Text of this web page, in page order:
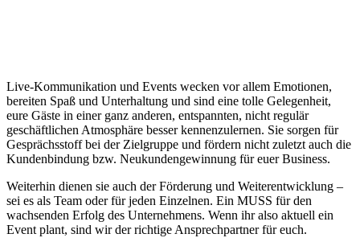
Live-Kommunikation und Events wecken vor allem Emotionen,
bereiten Spaß und Unterhaltung und sind eine tolle Gelegenheit,
eure Gäste in einer ganz anderen, entspannten, nicht regulär
geschäftlichen Atmosphäre besser kennenzulernen. Sie sorgen für
Gesprächsstoff bei der Zielgruppe und fördern nicht zuletzt auch die
Kundenbindung bzw. Neukundengewinnung für euer Business.
Weiterhin dienen sie auch der Förderung und Weiterentwicklung –
sei es als Team oder für jeden Einzelnen. Ein MUSS für den
wachsenden Erfolg des Unternehmens. Wenn ihr also aktuell ein
Event plant, sind wir der richtige Ansprechpartner für euch.